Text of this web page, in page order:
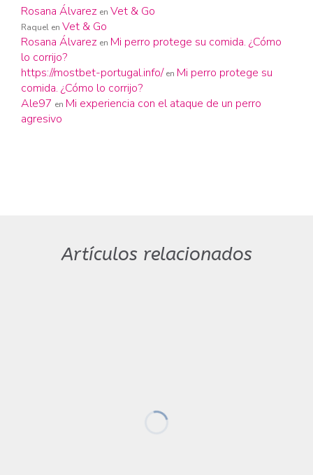
Rosana Álvarez en Vet & Go
Raquel en Vet & Go
Rosana Álvarez en Mi perro protege su comida. ¿Cómo
lo corrijo?
https://mostbet-portugal.info/ en Mi perro protege su
comida. ¿Cómo lo corrijo?
Ale97 en Mi experiencia con el ataque de un perro
agresivo
Artículos relacionados